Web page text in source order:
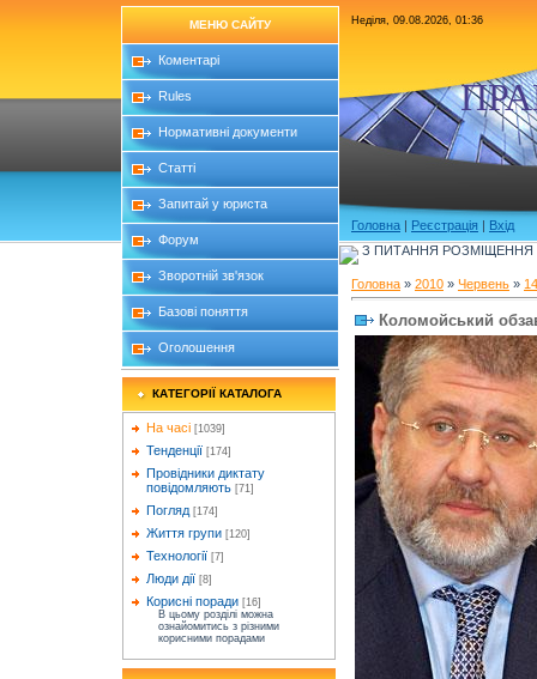
МЕНЮ САЙТУ
Коментарі
Rules
Нормативні документи
Статті
Запитай у юриста
Форум
Зворотній зв'язок
Базові поняття
Оголошення
КАТЕГОРІЇ КАТАЛОГА
На часі [1039]
Тенденції [174]
Провідники диктату
повідомляють [71]
Погляд [174]
Життя групи [120]
Технології [7]
Люди дії [8]
Корисні поради [16]
В цьому розділі можна
ознайомитись з різними
корисними порадами
Неділя, 09.08.2026, 01:36
Головна | Реєстрація | Вхід
З ПИТАННЯ РОЗМІЩЕННЯ
Головна » 2010 » Червень » 14
Коломойський